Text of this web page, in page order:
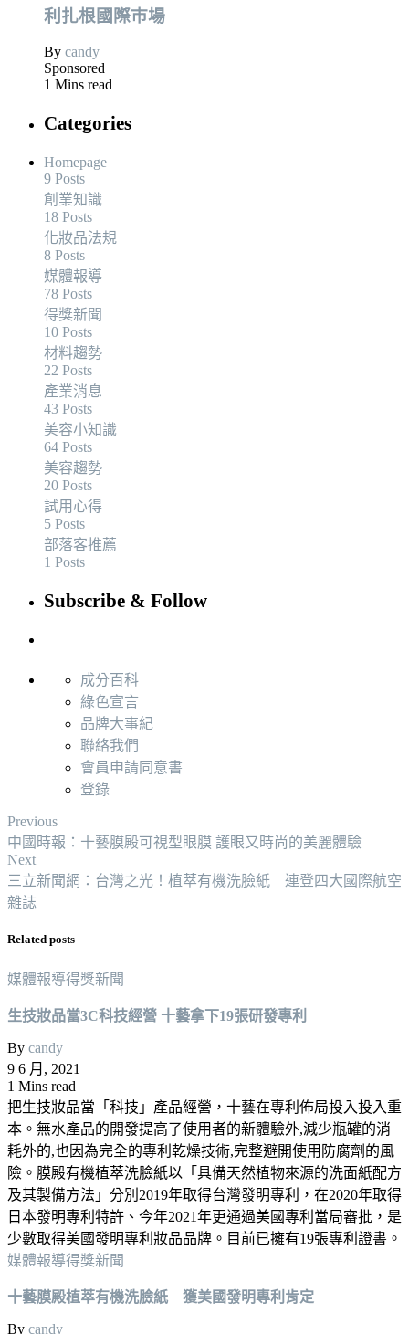
利扎根國際巿場
By candy
Sponsored
1 Mins read
Categories
Homepage
9 Posts
創業知識
18 Posts
化妝品法規
8 Posts
媒體報導
78 Posts
得獎新聞
10 Posts
材料趨勢
22 Posts
產業消息
43 Posts
美容小知識
64 Posts
美容趨勢
20 Posts
試用心得
5 Posts
部落客推薦
1 Posts
Subscribe & Follow
成分百科
綠色宣言
品牌大事紀
聯絡我們
會員申請同意書
登錄
Previous
中國時報：十藝膜殿可視型眼膜 護眼又時尚的美麗體驗
Next
三立新聞網：台灣之光！植萃有機洗臉紙 連登四大國際航空
雜誌
Related posts
媒體報導得獎新聞
生技妝品當3C科技經營 十藝拿下19張研發專利
By candy
9 6 月, 2021
1 Mins read
把生技妝品當「科技」產品經營，十藝在專利佈局投入投入重
本。無水產品的開發提高了使用者的新體驗外,減少瓶罐的消
耗外的,也因為完全的專利乾燥技術,完整避開使用防腐劑的風
險。膜殿有機植萃洗臉紙以「具備天然植物來源的洗面紙配方
及其製備方法」分別2019年取得台灣發明專利，在2020年取得
日本發明專利特許、今年2021年更通過美國專利當局審批，是
少數取得美國發明專利妝品品牌。目前已擁有19張專利證書。
媒體報導得獎新聞
十藝膜殿植萃有機洗臉紙 獲美國發明專利肯定
By candy